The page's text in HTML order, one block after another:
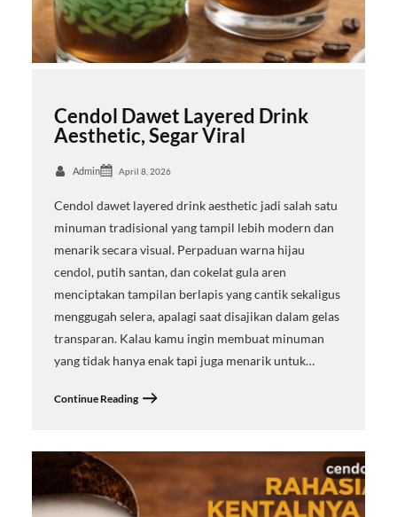
Cendol Dawet Layered Drink
Aesthetic, Segar Viral
Admin April 8, 2026
Cendol dawet layered drink aesthetic jadi salah satu
minuman tradisional yang tampil lebih modern dan
menarik secara visual. Perpaduan warna hijau
cendol, putih santan, dan cokelat gula aren
menciptakan tampilan berlapis yang cantik sekaligus
menggugah selera, apalagi saat disajikan dalam gelas
transparan. Kalau kamu ingin membuat minuman
yang tidak hanya enak tapi juga menarik untuk…
Continue Reading